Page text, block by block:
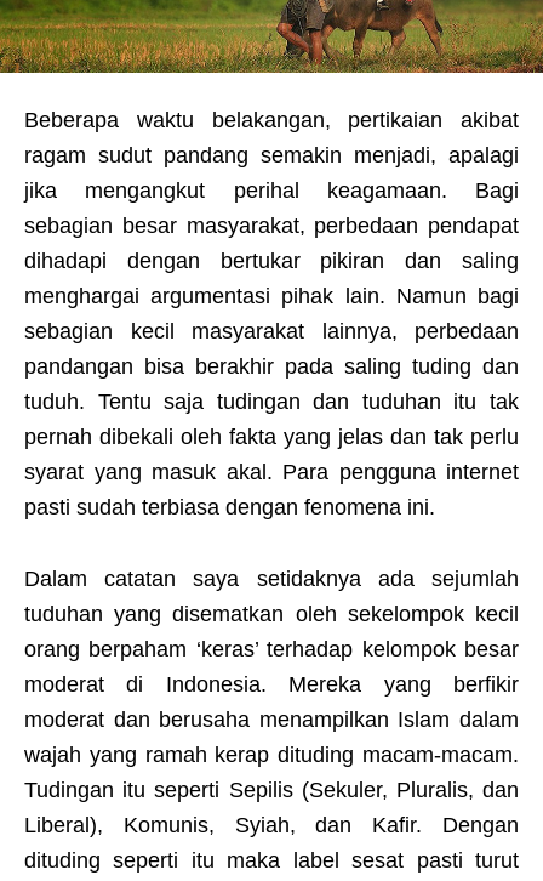
Beberapa waktu belakangan, pertikaian akibat
ragam sudut pandang semakin menjadi, apalagi
jika mengangkut perihal keagamaan. Bagi
sebagian besar masyarakat, perbedaan pendapat
dihadapi dengan bertukar pikiran dan saling
menghargai argumentasi pihak lain. Namun bagi
sebagian kecil masyarakat lainnya, perbedaan
pandangan bisa berakhir pada saling tuding dan
tuduh. Tentu saja tudingan dan tuduhan itu tak
pernah dibekali oleh fakta yang jelas dan tak perlu
syarat yang masuk akal. Para pengguna internet
pasti sudah terbiasa dengan fenomena ini.
Dalam catatan saya setidaknya ada sejumlah
tuduhan yang disematkan oleh sekelompok kecil
orang berpaham ‘keras’ terhadap kelompok besar
moderat di Indonesia. Mereka yang berfikir
moderat dan berusaha menampilkan Islam dalam
wajah yang ramah kerap dituding macam-macam.
Tudingan itu seperti Sepilis (Sekuler, Pluralis, dan
Liberal), Komunis, Syiah, dan Kafir. Dengan
dituding seperti itu maka label sesat pasti turut